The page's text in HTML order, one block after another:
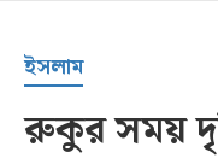
ইসলাম
রুকুর সময়